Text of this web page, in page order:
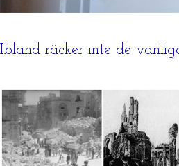
Ibland räcker inte de